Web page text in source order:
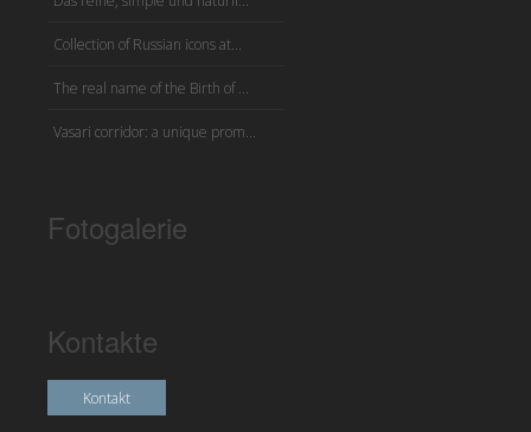
Collection of Russian icons at...
The real name of the Birth of ...
Vasari corridor: a unique prom...
Fotogalerie
Kontakte
Kontakt